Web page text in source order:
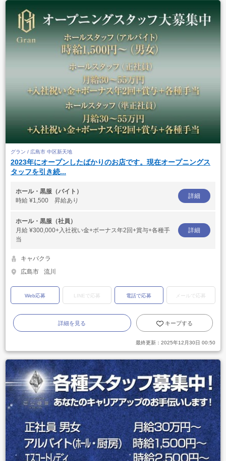
グラン / 広島市 中区新天地
2023年にオープンしたばかりのお店です。現在オープニングス
タッフを引き続...
ホール・黒服（バイト）
時給 ¥1,500 昇給あり
詳細
ホール・黒服（社員）
月給 ¥300,000+入社祝い金+ボーナス年2回+賞与+各種手
当
詳細
キャバクラ
広島市
流川
Web応募 LINEで応募 電話で応募 メールで応募
詳細を見る キープする
最終更新： 2025年12月30日 00:50